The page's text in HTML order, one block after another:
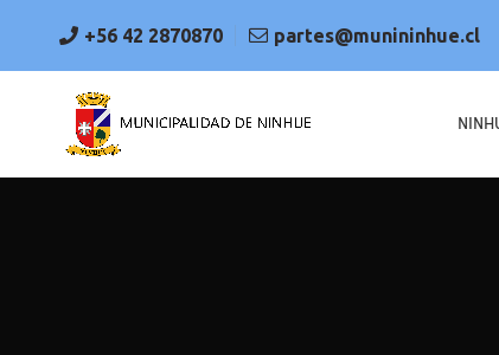
+56 42 2870870 partes@munininhue.cl